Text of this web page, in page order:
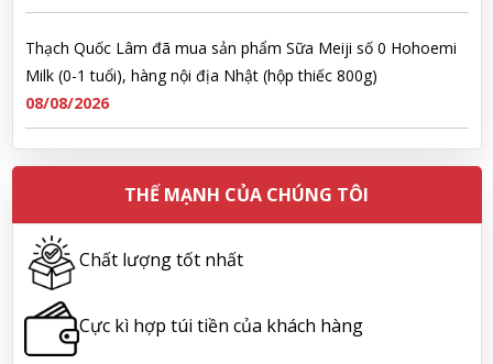
Thạch Quốc Lâm đã mua sản phẩm Sữa Meiji số 0 Hohoemi
Milk (0-1 tuổi), hàng nội địa Nhật (hộp thiếc 800g)
08/08/2026
Ngô Quốc Cường đã mua sản phẩm Sữa Meiji số 0 Hohoemi
Milk (0-1 tuổi), hàng nội địa Nhật (hộp thiếc 800g)
08/08/2026
Lê Công Hoàng Huy đã mua sản phẩm Viên uống tiền đình bổ
não Noguchi Ekisu 200 Viên
08/08/2026
THẾ MẠNH CỦA CHÚNG TÔI
Chất lượng tốt nhất
Cực kì hợp túi tiền của khách hàng